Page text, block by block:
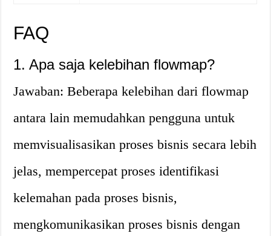
FAQ
1. Apa saja kelebihan flowmap?
Jawaban: Beberapa kelebihan dari flowmap
antara lain memudahkan pengguna untuk
memvisualisasikan proses bisnis secara lebih
jelas, mempercepat proses identifikasi
kelemahan pada proses bisnis,
mengkomunikasikan proses bisnis dengan